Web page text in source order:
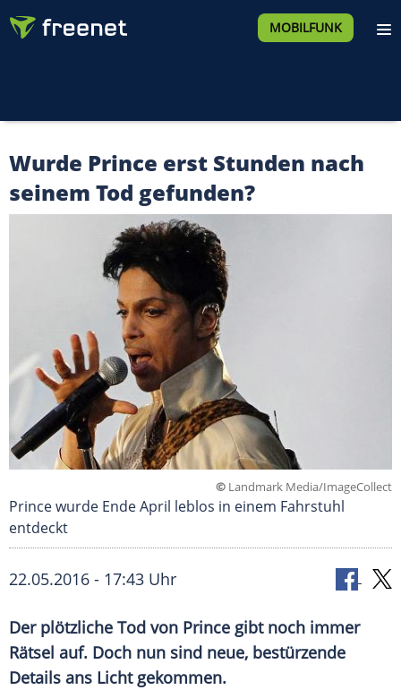
MOBILFUNK
Wurde Prince erst Stunden nach
seinem Tod gefunden?
© Landmark Media/ImageCollect
Prince wurde Ende April leblos in einem Fahrstuhl
entdeckt
22.05.2016 - 17:43 Uhr
Der plötzliche Tod von Prince gibt noch immer
Rätsel auf. Doch nun sind neue, bestürzende
Details ans Licht gekommen.